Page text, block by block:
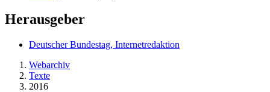
Herausgeber
Deutscher Bundestag, Internetredaktion
Webarchiv
Texte
2016